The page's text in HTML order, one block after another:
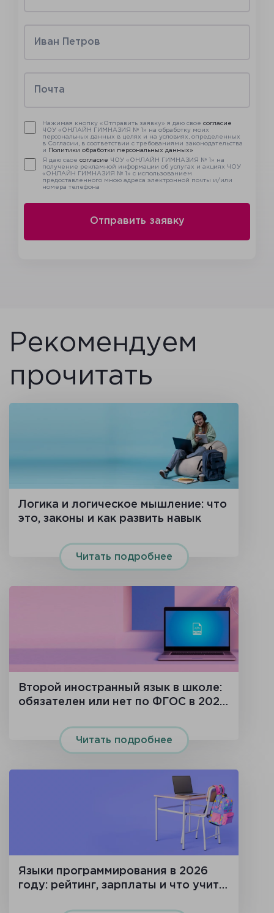
Нажимая кнопку «Отправить заявку» я даю свое согласие
ЧОУ «ОНЛАЙН ГИМНАЗИЯ № 1» на обработку моих
персональных данных в целях и на условиях, определенных
в Согласии, в соответствии с требованиями законодательства
и
Политики обработки персональных данных»
Я даю свое согласие ЧОУ «ОНЛАЙН ГИМНАЗИЯ № 1» на
получение рекламной информации об услугах и акциях ЧОУ
«ОНЛАЙН ГИМНАЗИЯ № 1» с использованием
предоставленного мною адреса электронной почты и/или
номера телефона
Рекомендуем
прочитать
Логика и логическое мышление: что
это, законы и как развить навык
Читать подробнее
Второй иностранный язык в школе:
обязателен или нет по ФГОС в 2026
Читать подробнее
Языки программирования в 2026
году: рейтинг, зарплаты и что учить